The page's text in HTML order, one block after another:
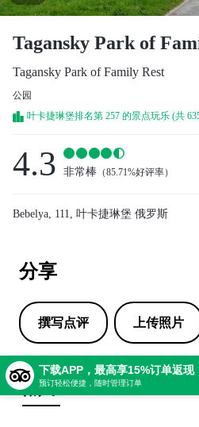
Tagansky Park of
Tagansky Park of Family Rest
公园
叶卡捷琳堡排名第 257 的景点玩乐 (共
4.3 非常棒 （85.71%好评率）
Bebelya, 111, 叶卡捷琳堡 俄罗斯
分享
撰写点评 上传照片
点评
下载APP，最高享15%订单返现
预订轻松便捷，随时管理订单